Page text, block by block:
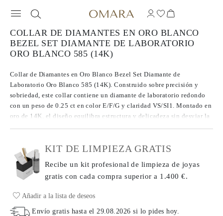
COLLAR DE DIAMANTES EN ORO BLANCO
BEZEL SET DIAMANTE DE LABORATORIO
ORO BLANCO 585 (14K)
Collar de Diamantes en Oro Blanco Bezel Set Diamante de
Laboratorio Oro Blanco 585 (14K). Construido sobre precisión y
sobriedad, este collar contiene un diamante de laboratorio redondo
con un peso de 0.25 ct en color E/F/G y claridad VS/SI1. Montado en
oro de 14K, el diseño equilibra estructura y delicadeza sin desviar la
confianza.
KIT DE LIMPIEZA GRATIS
Recibe un kit profesional de limpieza de joyas
gratis con cada comprasuperior a 1.400 €.
Añadir a la lista de deseos
Envío gratis hasta el29.08.2026 si lo pides hoy.